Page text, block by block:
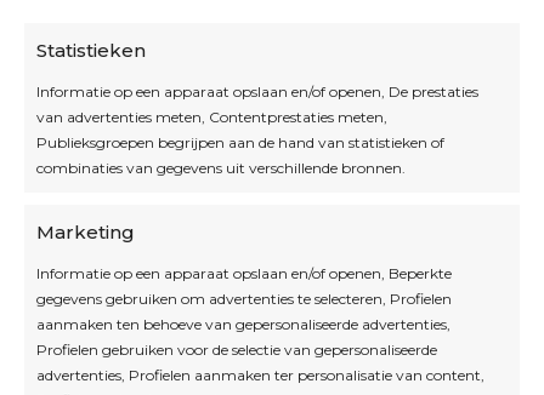
Statistieken
Informatie op een apparaat opslaan en/of openen, De prestaties
van advertenties meten, Contentprestaties meten,
Publieksgroepen begrijpen aan de hand van statistieken of
combinaties van gegevens uit verschillende bronnen.
Marketing
Informatie op een apparaat opslaan en/of openen, Beperkte
gegevens gebruiken om advertenties te selecteren, Profielen
aanmaken ten behoeve van gepersonaliseerde advertenties,
Profielen gebruiken voor de selectie van gepersonaliseerde
advertenties, Profielen aanmaken ter personalisatie van content,
Openingsuren
Blijf op de hoogte
Interesse in leuke kadotips of toffe acties?